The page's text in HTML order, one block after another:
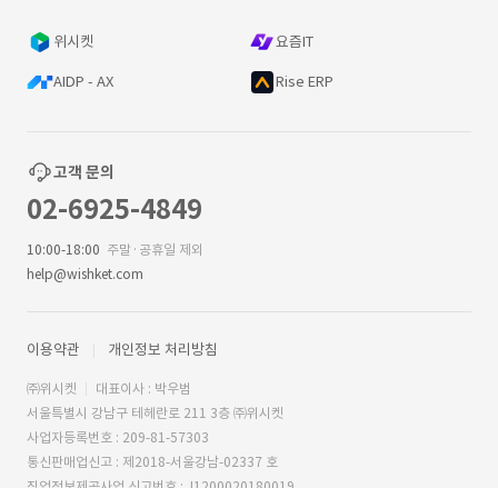
위시켓 요즘IT
AIDP - AX Rise ERP
고객 문의
02-6925-4849
10:00-18:00 주말·공휴일 제외
help@wishket.com
이용약관 개인정보 처리방침
㈜위시켓
대표이사 : 박우범
서울특별시 강남구 테헤란로 211 3층 ㈜위시켓
사업자등록번호 : 209-81-57303
통신판매업신고 : 제2018-서울강남-02337 호